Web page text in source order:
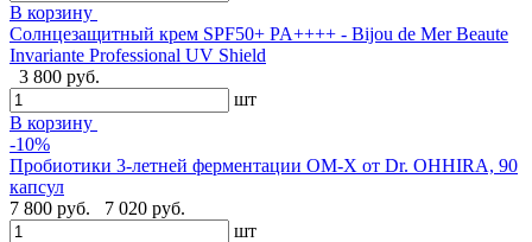
В корзину
Cолнцезащитный крем SPF50+ PA++++ - Bijou de Mer Beaute
Invariante Professional UV Shield
3 800 руб.
шт
В корзину
-10%
Пробиотики 3-летней ферментации OM-X от Dr. OHHIRA, 90
капсул
7 800 руб.
7 020 руб.
шт